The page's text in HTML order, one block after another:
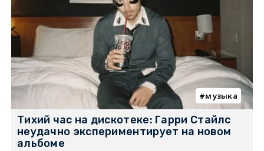
музыка
Тихий час на дискотеке: Гарри Стайлс
неудачно экспериментирует на новом
альбоме